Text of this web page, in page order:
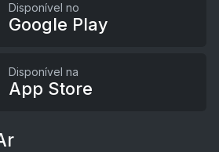
Disponível no
Google Play
Disponível na
App Store